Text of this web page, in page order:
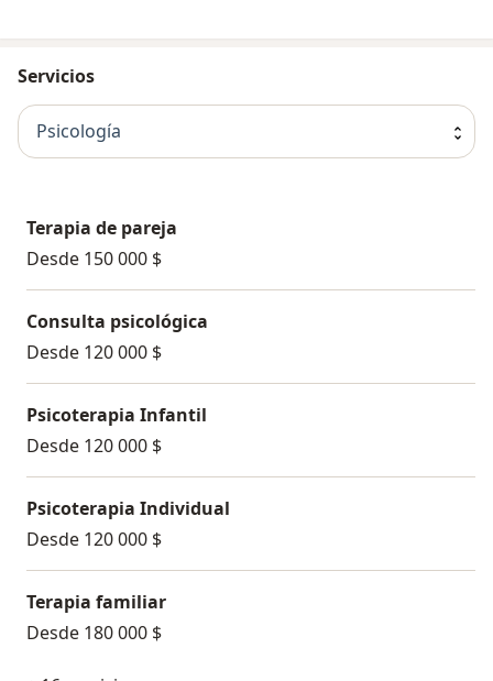
Servicios
Psicología
Terapia de pareja
Desde 150 000 $
Consulta psicológica
Desde 120 000 $
Psicoterapia Infantil
Desde 120 000 $
Psicoterapia Individual
Desde 120 000 $
Terapia familiar
Desde 180 000 $